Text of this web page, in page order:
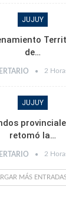
JUJUY
de…
2
JUJUY
retomó la…
2
MÁS